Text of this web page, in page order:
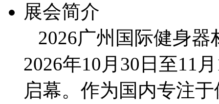
展会简介
2026广州国际健身器
2026年10月30日至11
启幕。作为国内专注